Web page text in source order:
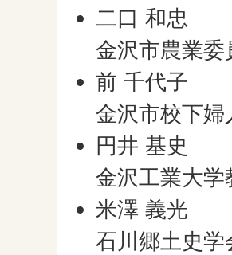
二口 和忠
金沢市農業
前 千代子
金沢市校下
円井 基史
金沢工業大学
米澤 義光
石川郷土史学